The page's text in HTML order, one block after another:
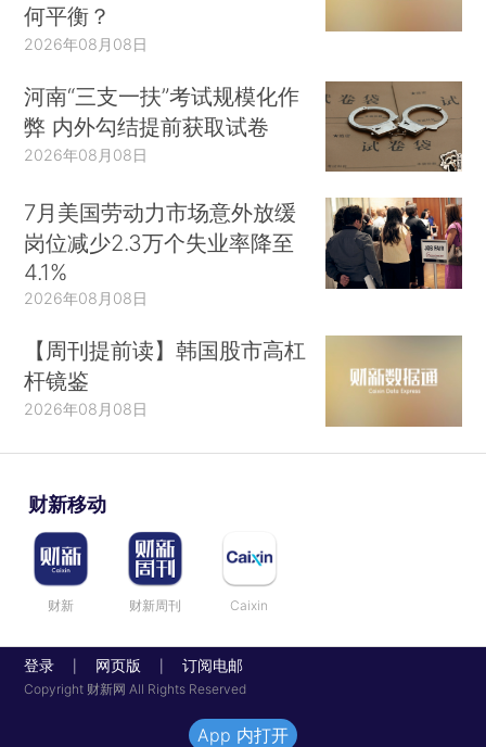
何平衡？
2026年08月08日
河南“三支一扶”考试规模化作
弊 内外勾结提前获取试卷
2026年08月08日
7月美国劳动力市场意外放缓
岗位减少2.3万个失业率降至
4.1%
2026年08月08日
【周刊提前读】韩国股市高杠
杆镜鉴
2026年08月08日
财新移动
财新 财新周刊 Caixin
登录 网页版 订阅电邮
Copyright 财新网 All Rights Reserved
App 内打开